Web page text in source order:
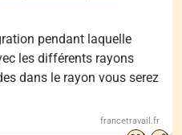
pendant laquelle
les différents rayons
dans le rayon vous serez
francetravail.fr